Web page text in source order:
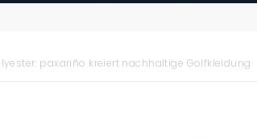
paxariño kreiert nachhaltige Golfkleidung